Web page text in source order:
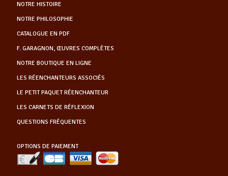
NOTRE HISTOIRE
NOTRE PHILOSOPHIE
CATALOGUE EN PDF
F. GARAGNON, ŒUVRES COMPLÈTES
NOTRE BOUTIQUE EN LIGNE
LES RÉENCHANTEURS ASSOCIÉS
LE PETIT PAQUET RÉENCHANTEUR
LES CARNETS DE RÉFLEXION
QUESTIONS FRÉQUENTES
OPTIONS DE PAIEMENT